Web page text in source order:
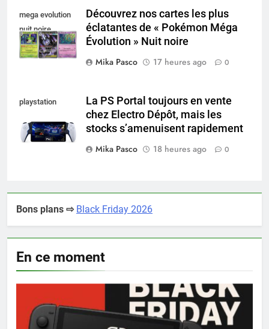
mega evolution
nuit noire
Découvrez nos cartes les plus
éclatantes de « Pokémon Méga
Évolution » Nuit noire
Mika Pasco
17 heures ago 0
playstation
La PS Portal toujours en vente
chez Electro Dépôt, mais les
stocks s’amenuisent rapidement
Mika Pasco
18 heures ago 0
Bons plans ⇨ Black Friday 2026
En ce moment